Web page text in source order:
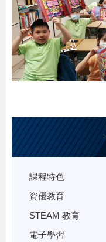
課程特色
資優教育
STEAM 教育
電子學習